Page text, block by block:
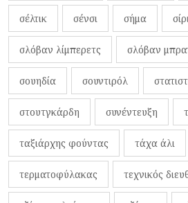
σέλτικ σένσι σήμα
σλόβαν λίμπερετς σλόβαν
σουηδία σουντιρόλ
στουτγκάρδη συνέντευξη
ταξιάρχης φούντας τάχα άλι
τερματοφύλακας τεχνικός